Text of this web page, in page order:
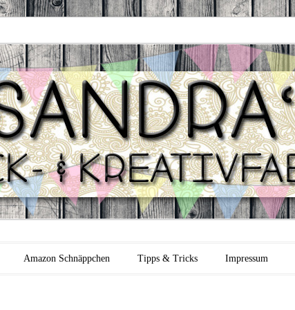
Backfabrik
Amazon Schnäppchen Tipps & Tricks Impressum